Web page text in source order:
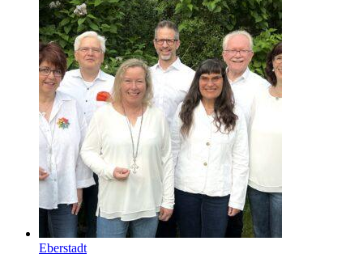
Eberstadt